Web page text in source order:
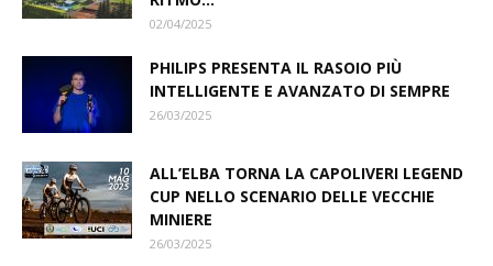
02/04/2025
PHILIPS PRESENTA IL RASOIO PIÙ
INTELLIGENTE E AVANZATO DI SEMPRE
26/03/2025
ALL’ELBA TORNA LA CAPOLIVERI LEGEND
CUP NELLO SCENARIO DELLE VECCHIE
MINIERE
26/03/2025